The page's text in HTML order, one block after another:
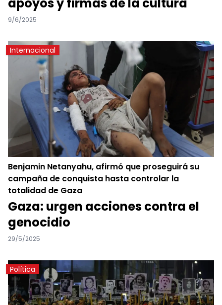
9/6/2025
Internacional
Benjamin Netanyahu, afirmó que proseguirá su
campaña de conquista hasta controlar la
totalidad de Gaza
Gaza: urgen acciones contra el
genocidio
29/5/2025
Política